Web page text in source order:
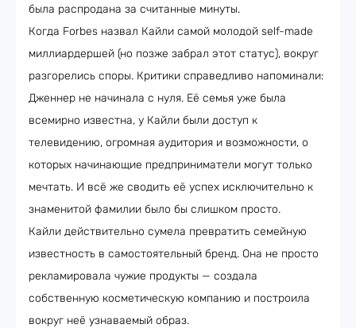
была распродана за считанные минуты.
Когда Forbes назвал Кайли самой молодой self-made
миллиардершей (но позже забрал этот статус), вокруг
разгорелись споры. Критики справедливо напоминали:
Дженнер не начинала с нуля. Её семья уже была
всемирно известна, у Кайли были доступ к
телевидению, огромная аудитория и возможности, о
которых начинающие предприниматели могут только
мечтать. И всё же сводить её успех исключительно к
знаменитой фамилии было бы слишком просто.
Кайли действительно сумела превратить семейную
известность в самостоятельный бренд. Она не просто
рекламировала чужие продукты — создала
собственную косметическую компанию и построила
вокруг неё узнаваемый образ.